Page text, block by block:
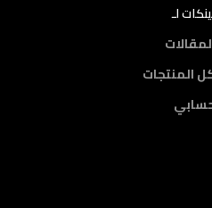
لـ
المنتجات